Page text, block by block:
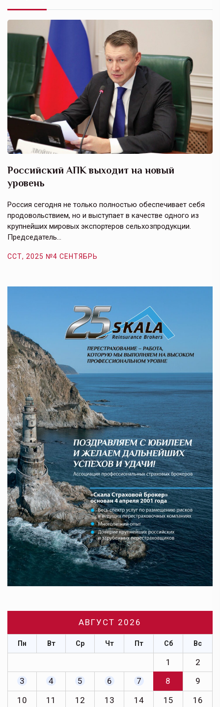
Российский АПК выходит на новый
уровень
Россия сегодня не только полностью обеспечивает себя
продовольствием, но и выступает в качестве одного из
крупнейших мировых экспортеров сельхозпродукции.
Председатель…
ССТ, 2025 №4 СЕНТЯБРЬ
АВГУСТ 2026
Пн Вт Ср Чт Пт Сб Вс
1
2
3
4 5 6 7 8
9
10
11 12 13 14 15 16